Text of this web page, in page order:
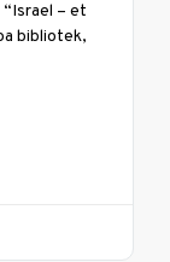
– et
bibliotek,